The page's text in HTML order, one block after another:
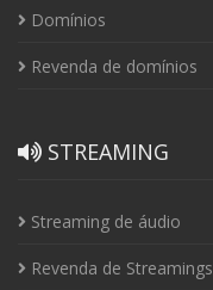
Domínios
Revenda de domínios
STREAMING
Streaming de áudio
Revenda de Streamings